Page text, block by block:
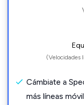
(Velocidades
Cámbiate a
más líneas